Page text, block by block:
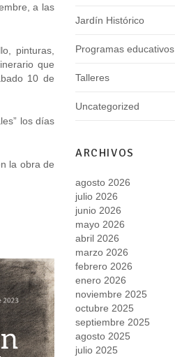
a las
pinturas,
que
10 de
los días
la obra de
Jardín Histórico
Programas educativos
Talleres
Uncategorized
ARCHIVOS
agosto 2026
julio 2026
junio 2026
mayo 2026
abril 2026
marzo 2026
febrero 2026
enero 2026
noviembre 2025
octubre 2025
septiembre 2025
agosto 2025
julio 2025